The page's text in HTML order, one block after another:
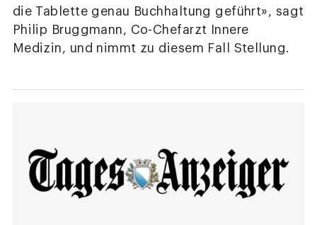
die Tablette genau Buchhaltung geführt», sagt
Philip Bruggmann, Co-Chefarzt Innere
Medizin, und nimmt zu diesem Fall Stellung.